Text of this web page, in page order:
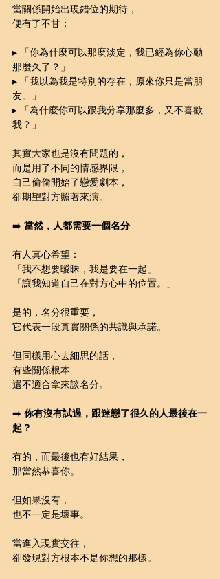
當關係開始出現錯位的期待，
便有了不甘：
▸ 「你為什麼可以那麼淡定，我已經為你心動
那麼久了？」
▸ 「我以為我是特別的存在，原來你只是當朋
友。」
▸ 「為什麼你可以跟我分享那麼多，又不喜歡
我？」
其實大家也是沒有問題的，
而是用了不同的情感界限，
自己偷偷開始了戀愛劇本，
卻期望對方照著來演。
➡️ 當然，人都需要一個名分
有人真心希望：
「我不想要曖昧，我是要在一起」
「讓我知道自己在對方心中的位置。」
是的，名分很重要，
它代表一段真實關係的共識與承諾。
但同樣用心去細思的話，
有些關係根本
還不適合拿來談名分。
➡️ 你有沒有試過，跟迷戀了很久的人最後在一
起？
有的，而最後也有好結果，
那當然恭喜你。
但如果沒有，
也不一定是壞事。
當進入現實交往，
卻發現對方根本不是你想的那樣。